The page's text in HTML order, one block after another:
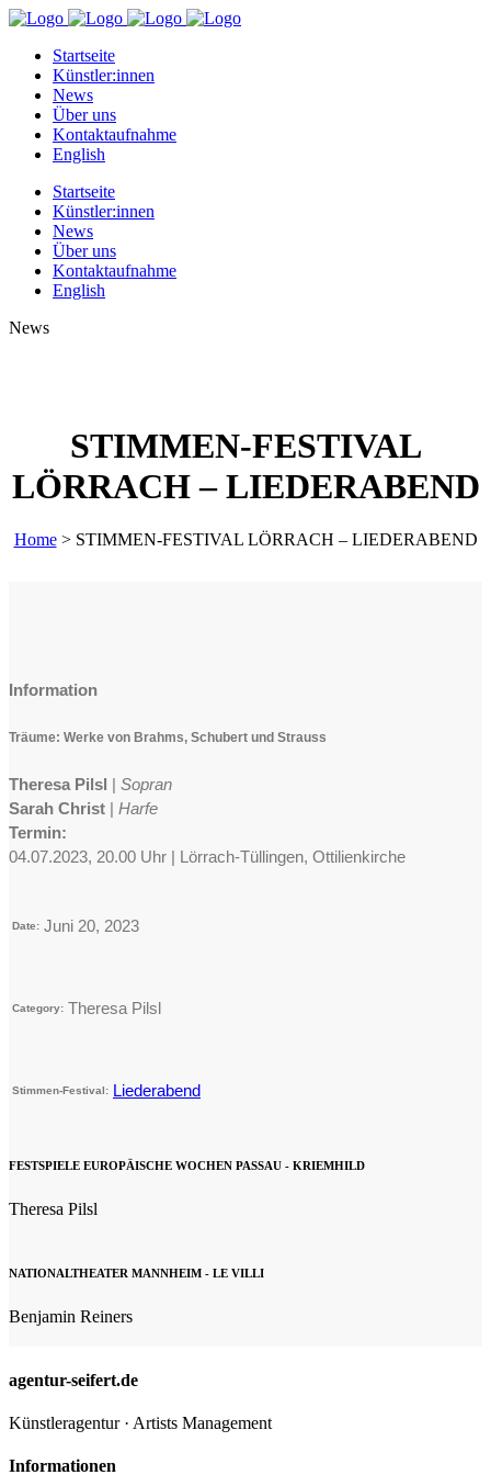
Startseite
Künstler:innen
News
Über uns
Kontaktaufnahme
English
Startseite
Künstler:innen
News
Über uns
Kontaktaufnahme
English
News
STIMMEN-FESTIVAL
LÖRRACH – LIEDERABEND
Home> STIMMEN-FESTIVAL LÖRRACH – LIEDERABEND
Information
Träume: Werke von Brahms, Schubert und Strauss
Theresa Pilsl | Sopran
Sarah Christ | Harfe
Termin:
04.07.2023, 20.00 Uhr | Lörrach-Tüllingen, Ottilienkirche
Date: Juni 20, 2023
Category: Theresa Pilsl
Stimmen-Festival: Liederabend
FESTSPIELE EUROPÄISCHE WOCHEN PASSAU - KRIEMHILD
Theresa Pilsl
NATIONALTHEATER MANNHEIM - LE VILLI
Benjamin Reiners
agentur-seifert.de
Künstleragentur · Artists Management
Informationen